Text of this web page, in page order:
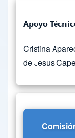
Apoyo
Cristina
de Jesus